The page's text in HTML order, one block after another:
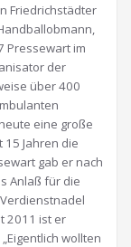
Friedrichstädter
Pressewart im
der
über 400
eine große
Jahren die
gab er nach
Anlaß für die
2011 ist er
wollten